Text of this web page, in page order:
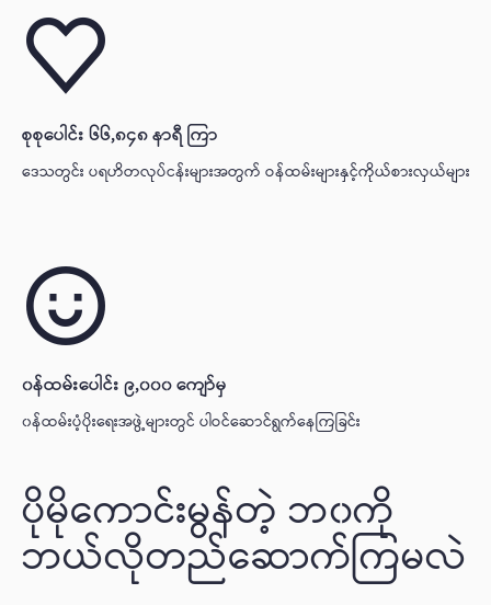
စုစုပေါင်း ၆၆,၈၄၈ နာရီ ကြာ
ဒေသတွင်း ပရဟိတလုပ်ငန်းများအတွက် ဝန်ထမ်းများနှင့်ကိုယ်စားလှယ်များမှ လု
၀န်ထမ်းပေါင်း ၉,၀၀၀ ကျော်မှ
၀န်ထမ်းပံ့ပိုးရေးအဖွဲ့များတွင် ပါဝင်ဆောင်ရွက်နေကြခြင်း
ပိုမိုကောင်းမွန်တဲ့ ဘ၀‌ကို
ဘယ်လိုတည်ဆောက်ကြမလဲ